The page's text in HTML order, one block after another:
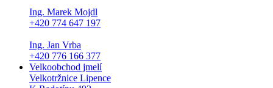
Ing. Marek Mojdl
+420 774 647 197
Ing. Jan Vrba
+420 776 166 377
Velkoobchod jmelí
Velkotržnice Lipence